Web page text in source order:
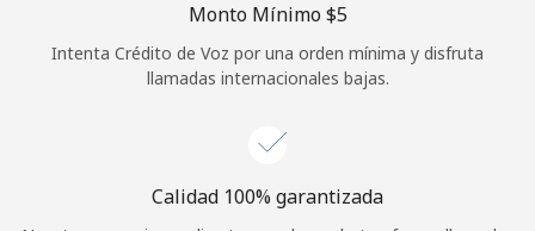
Monto Mínimo ⁦$5⁩
Intenta Crédito de Voz por una orden mínima y disfruta
llamadas internacionales bajas.
Calidad 100% garantizada